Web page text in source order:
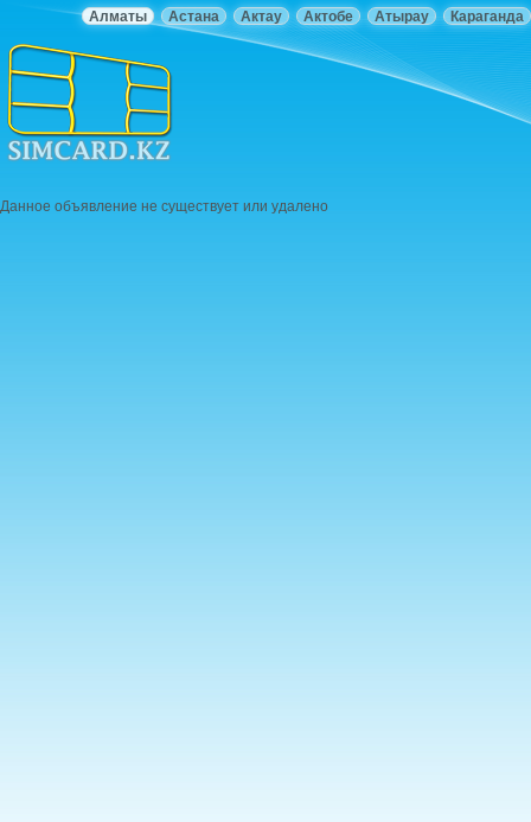
Караганда
Атырау
Актобе
Актау
Астана
Алматы
Данное объявление не существует или удалено